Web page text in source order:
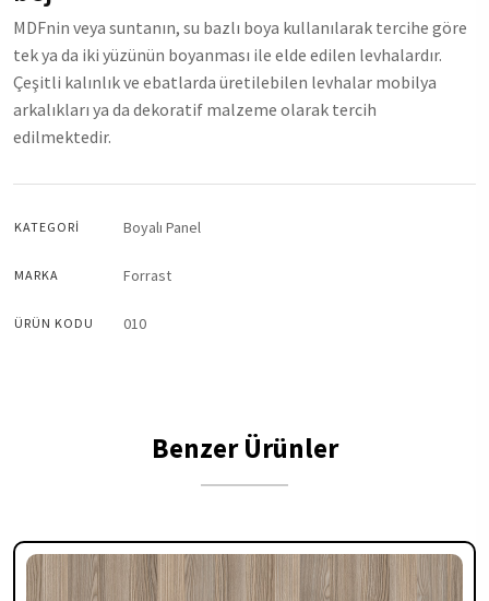
MDFnin veya suntanın, su bazlı boya kullanılarak tercihe göre
tek ya da iki yüzünün boyanması ile elde edilen levhalardır.
Çeşitli kalınlık ve ebatlarda üretilebilen levhalar mobilya
arkalıkları ya da dekoratif malzeme olarak tercih
edilmektedir.
KATEGORI Boyalı Panel
MARKA Forrast
ÜRÜN KODU 010
Benzer Ürünler